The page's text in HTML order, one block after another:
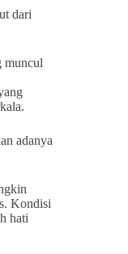
dari
muncul
adanya
Kondisi
hati